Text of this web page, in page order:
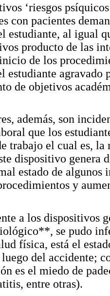
‘riesgos
con pacientes
estudiante, al igual
producto de las
de los
estudiante agravado
de objetivos
además, son
que los
trabajo el cual es,
dispositivo genera
estado de
y
a los dispositivos
se pudo
física, está el
del accidente;
es el miedo de
entre otras).